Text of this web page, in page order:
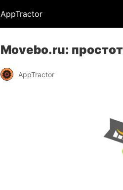
AppTractor
Movebo.ru:
AppTractor